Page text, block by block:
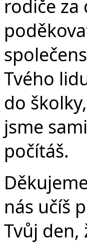
rodiče za
Tvého
do
jsme
počítáš.
nás učíš
Tvůj den,